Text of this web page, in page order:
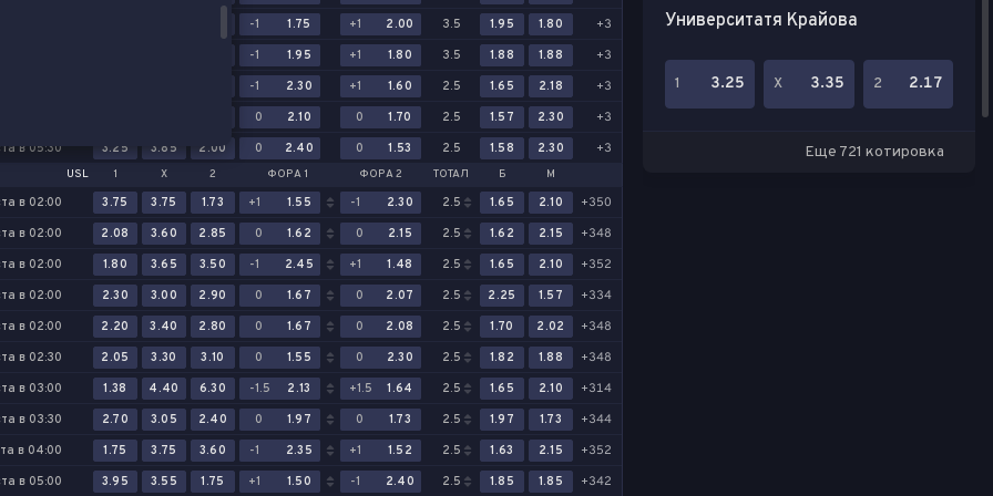
-1 1.75 +1 2.00 3.5 1.95 1.80
+3
-1 1.95 +1 1.80 3.5 1.88 1.88
+3
-1 2.30 +1 1.60 2.5 1.65 2.18
+3
0 2.10 0 1.70 2.5 1.57 2.30
+3
в 05:30 3.25 3.85 2.00 0 2.40 0 1.53 2.5 1.58 2.30 +3
USL 1 Х 2 ФОРА 1 ФОРА 2 ТОТАЛ Б М
в 02:00 3.75 3.75 1.73 +1 1.55 -1 2.30 2.5 1.65 2.10
+350
в 02:00 2.08 3.60 2.85 0 1.62 0 2.15 2.5 1.62 2.15
+348
в 02:00 1.80 3.65 3.50 -1 2.45 +1 1.48 2.5 1.65 2.10
+352
в 02:00 2.30 3.00 2.90 0 1.67 0 2.07 2.5 2.25 1.57
+334
в 02:00 2.20 3.40 2.80 0 1.67 0 2.08 2.5 1.70 2.02
+348
в 02:30 2.05 3.30 3.10 0 1.55 0 2.30 2.5 1.82 1.88
+348
в 03:00 1.38 4.40 6.30 -1.5 2.13 +1.5 1.64 2.5 1.65 2.10
+314
в 03:30 2.70 3.05 2.40 0 1.97 0 1.73 2.5 1.97 1.73
+344
в 04:00 1.75 3.75 3.60 -1 2.35 +1 1.52 2.5 1.63 2.15
+352
в 05:00 3.95 3.55 1.75 +1 1.50 -1 2.40 2.5 1.85 1.85
+342
Университатя Крайова
1 3.25 Х 3.35 2 2.17
Еще 721 котировка
Республика